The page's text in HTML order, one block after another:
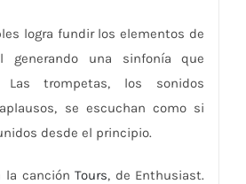
logra fundir los elementos de
generando una sinfonía que
trompetas, los sonidos
se escuchan como si
desde el principio.
la canciónTours, de Enthusiast.